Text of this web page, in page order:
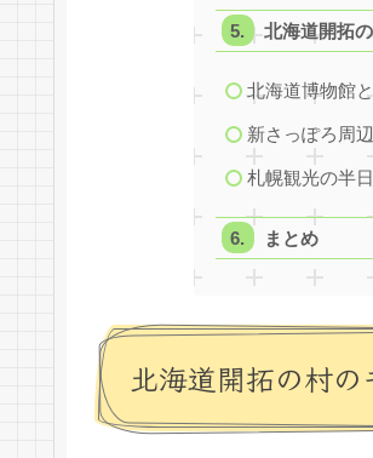
北海道開拓
北海道博物館
新さっぽろ周
札幌観光の半
まとめ
北海道開拓の村の